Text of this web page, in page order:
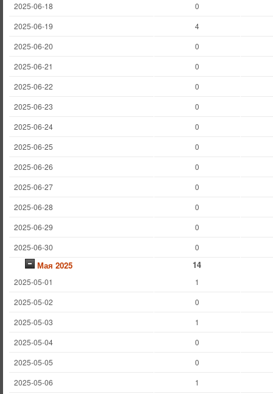
2025-06-18
0
2025-06-19
4
2025-06-20
0
2025-06-21
0
2025-06-22
0
2025-06-23
0
2025-06-24
0
2025-06-25
0
2025-06-26
0
2025-06-27
0
2025-06-28
0
2025-06-29
0
2025-06-30
0
Мая 2025 14
2025-05-01
1
2025-05-02
0
2025-05-03
1
2025-05-04
0
2025-05-05
0
2025-05-06
1